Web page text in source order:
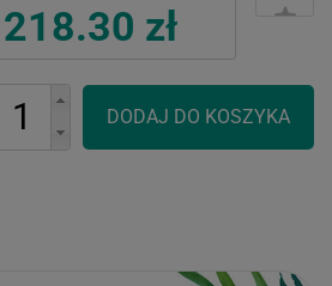
218.30 zł